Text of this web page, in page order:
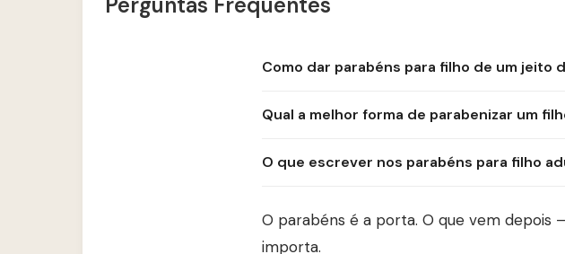
Como dar parabéns para filho de um jeito
Qual a melhor forma de parabenizar um
O que escrever nos parabéns para filho
O parabéns é a porta. O que vem depois
importa.